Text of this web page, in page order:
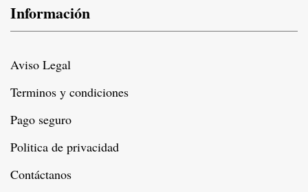
Información
Aviso Legal
Terminos y condiciones
Pago seguro
Politica de privacidad
Contáctanos